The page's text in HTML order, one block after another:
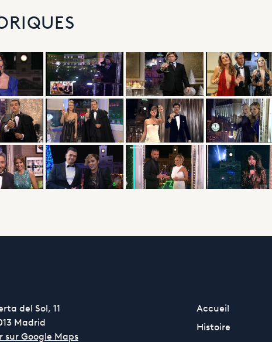
del Sol, 11
Madrid
sur Google Maps
Accueil
Histoire